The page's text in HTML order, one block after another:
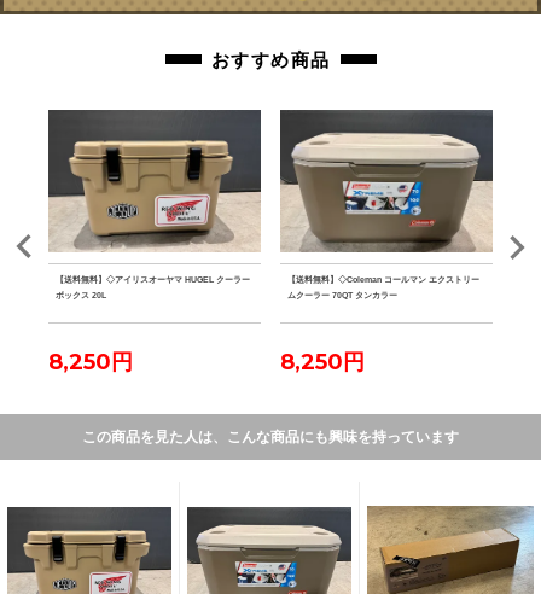
おすすめ商品
【送料無料】◇アイリスオーヤマ HUGEL クーラー
ボックス 20L
8,250円
【送料無料】◇Coleman コールマン エクストリー
ムクーラー 70QT タンカラー
8,250円
この商品を見た人は、こんな商品にも興味を持っています